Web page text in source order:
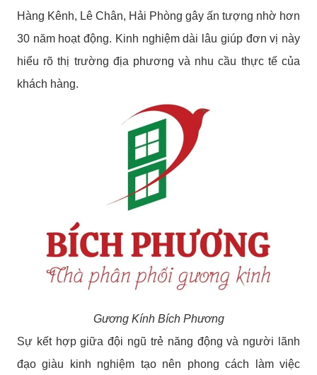
Hàng Kênh, Lê Chân, Hải Phòng gây ấn tượng nhờ hơn
30 năm hoạt động. Kinh nghiệm dài lâu giúp đơn vị này
hiểu rõ thị trường địa phương và nhu cầu thực tế của
khách hàng.
Gương Kính Bích Phương
Sự kết hợp giữa đội ngũ trẻ năng động và người lãnh
đạo giàu kinh nghiệm tạo nên phong cách làm việc